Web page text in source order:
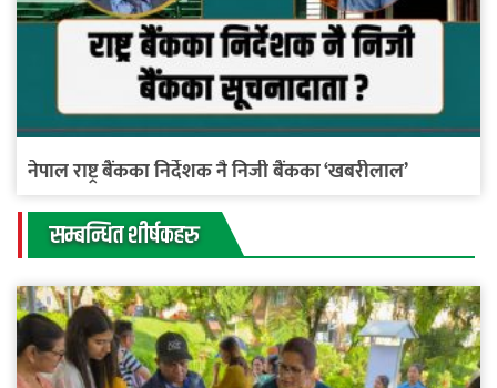
नेपाल राष्ट्र बैंकका निर्देशक नै निजी बैंकका ‘खबरीलाल’
सम्बन्धित शीर्षकहरु